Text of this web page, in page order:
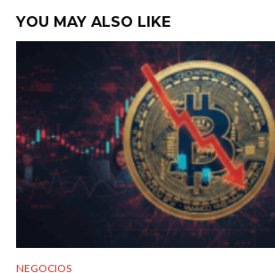
YOU MAY ALSO LIKE
NEGOCIOS